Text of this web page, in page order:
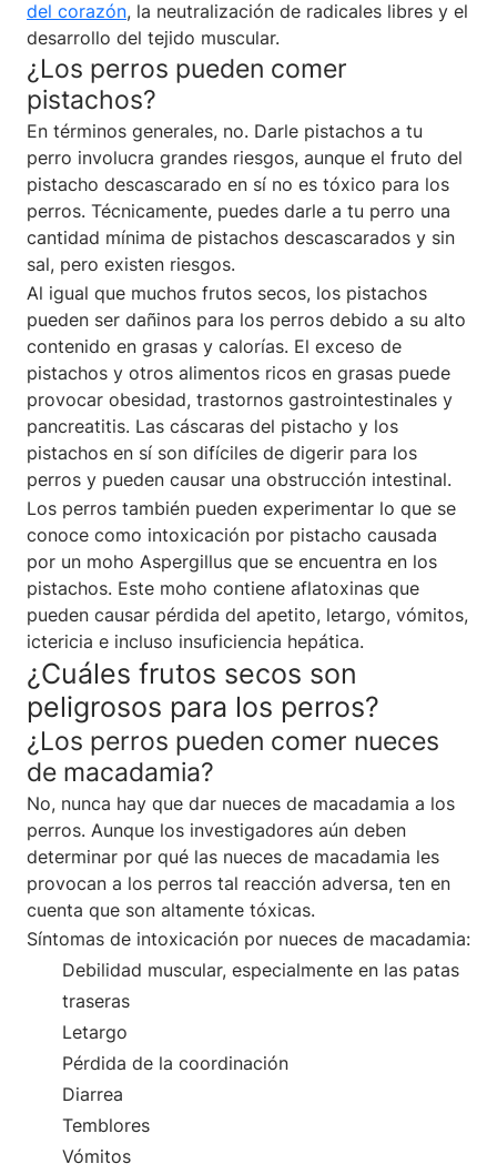
del corazón, la neutralización de radicales libres y el
desarrollo del tejido muscular.
¿Los perros pueden comer
pistachos?
En términos generales, no. Darle pistachos a tu
perro involucra grandes riesgos, aunque el fruto del
pistacho descascarado en sí no es tóxico para los
perros. Técnicamente, puedes darle a tu perro una
cantidad mínima de pistachos descascarados y sin
sal, pero existen riesgos.
Al igual que muchos frutos secos, los pistachos
pueden ser dañinos para los perros debido a su alto
contenido en grasas y calorías. El exceso de
pistachos y otros alimentos ricos en grasas puede
provocar obesidad, trastornos gastrointestinales y
pancreatitis. Las cáscaras del pistacho y los
pistachos en sí son difíciles de digerir para los
perros y pueden causar una obstrucción intestinal.
Los perros también pueden experimentar lo que se
conoce como intoxicación por pistacho causada
por un moho Aspergillus que se encuentra en los
pistachos. Este moho contiene aflatoxinas que
pueden causar pérdida del apetito, letargo, vómitos,
ictericia e incluso insuficiencia hepática.
¿Cuáles frutos secos son
peligrosos para los perros?
¿Los perros pueden comer nueces
de macadamia?
No, nunca hay que dar nueces de macadamia a los
perros. Aunque los investigadores aún deben
determinar por qué las nueces de macadamia les
provocan a los perros tal reacción adversa, ten en
cuenta que son altamente tóxicas.
Síntomas de intoxicación por nueces de macadamia:
Debilidad muscular, especialmente en las patas
traseras
Letargo
Pérdida de la coordinación
Diarrea
Temblores
Vómitos